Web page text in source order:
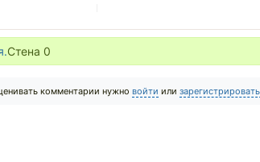
Стена 0
комментарии нужно войти или